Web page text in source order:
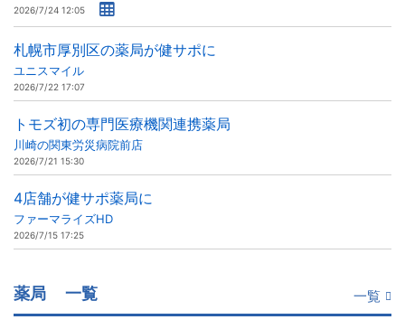
2026/7/24 12:05
札幌市厚別区の薬局が健サポに
ユニスマイル
2026/7/22 17:07
トモズ初の専門医療機関連携薬局
川崎の関東労災病院前店
2026/7/21 15:30
4店舗が健サポ薬局に
ファーマライズHD
2026/7/15 17:25
薬局 一覧 一覧